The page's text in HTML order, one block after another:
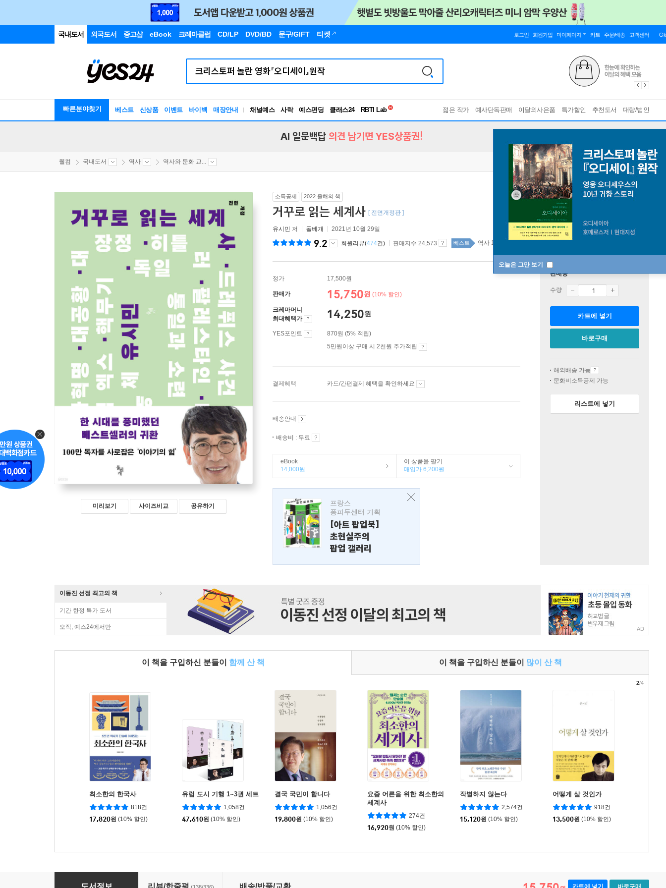
국내도서 외국도서 중고샵 eBook 크레마클럽 CD/LP DVD/BD 문구/GIFT 티켓 로그인 회원가입 마이페이지 카트 주문/배송 고객센터
빠른분야찾기 베스트 신상품 이벤트 바이백 매장안내 채널예스 사락 예스펀딩 클래스24
독서유형검사
젊은 작가 예사단독판매 이달의사은품 특가할인 추천도서 대량/법인
오늘은 그만 보기
AI 일문백답 의견 남기면 YES상품권!
웰컴 국내도서 역사 역사와 문화 교...
미리보기 사이즈비교 공유하기
소득공제 2022 올해의 책
거꾸로 읽는 세계사 [ 전면개정판 ]
유시민 저 돌베개 2021년 10월 29일
9.2 회원리뷰(474건) 판매지수 24,573 베스트 역사 17위
정가 17,500원
판매가 15,750원 (10% 할인)
크레마머니
최대혜택가
14,250원
YES포인트
870원 (5% 적립)
5만원이상 구매 시 2천원 추가적립
결제혜택 카드/간편결제 혜택을 확인하세요
배송안내
배송비 : 무료
eBook
14,000원
이 상품을 팔기
매입가 6,200원
프랑스
퐁피두센터 기획
[아트 팝업북]
초현실주의
팝업 갤러리
판매중
수량
카트에 넣기
바로구매
해외배송 가능
문화비소득공제 가능
리스트에 넣기
이동진 선정 최고의 책
기간 한정 특가 도서
오직, 예스24에서만 AD
이 책을 구입하신 분들이 함께 산 책 이 책을 구입하신 분들이 많이 산 책
최소한의 한국사
818건
17,820원 (10% 할인)
유럽 도시 기행 1~3권 세트
1,058건
47,610원 (10% 할인)
결국 국민이 합니다
1,056건
19,800원 (10% 할인)
요즘 어른을 위한 최소한의
세계사
274건
16,920원 (10% 할인)
작별하지 않는다
2,574건
15,120원 (10% 할인)
어떻게 살 것인가
918건
13,500원 (10% 할인)
2/4
거꾸로 읽는 세계사
도서정보 리뷰/한줄평 배송/반품/교환 카트에 넣기 바로구매